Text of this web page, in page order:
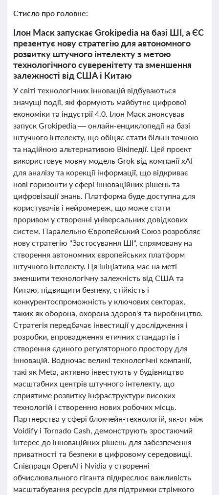
Стисло про головне:
Ілон Маск запускає Grokipedia на базі ШІ, а ЄС
презентує нову стратегію для автономного
розвитку штучного інтелекту з метою
технологічного суверенітету та зменшення
залежності від США і Китаю
У світі технологічних інновацій відбуваються
значущі події, які формують майбутнє цифрової
економіки та індустрії 4.0. Ілон Маск анонсував
запуск Grokipedia — онлайн-енциклопедії на базі
штучного інтелекту, що обіцяє стати більш точною
та надійною альтернативою Вікіпедії. Цей проєкт
використовує мовну модель Grok від компанії xAI
для аналізу та корекції інформації, що відкриває
нові горизонти у сфері інноваційних рішень та
цифровізації знань. Платформа буде доступна для
користувачів і нейромереж, що може стати
проривом у створенні універсальних довідкових
систем. Паралельно Європейський Союз розробляє
нову стратегію "Застосування ШІ", спрямовану на
створення автономних європейських платформ
штучного інтелекту. Ця ініціатива має на меті
зменшити технологічну залежність від США та
Китаю, підвищити безпеку, стійкість і
конкурентоспроможність у ключових секторах,
таких як оборона, охорона здоров'я та виробництво.
Стратегія передбачає інвестиції у дослідження і
розробки, впровадження етичних стандартів і
створення єдиного регуляторного простору для
інновацій. Водночас великі технологічні компанії,
такі як Meta, активно інвестують у будівництво
масштабних центрів штучного інтелекту, що
сприятиме розвитку інфраструктури високих
технологій і створенню нових робочих місць.
Партнерства у сфері блокчейн-технологій, як-от між
Voidify і Tornado Cash, демонструють зростаючий
інтерес до інноваційних рішень для забезпечення
приватності та безпеки в цифровому середовищі.
Співпраця OpenAI і Nvidia у створенні
обчислювального гіганта підкреслює важливість
масштабування ресурсів для підтримки стрімкого